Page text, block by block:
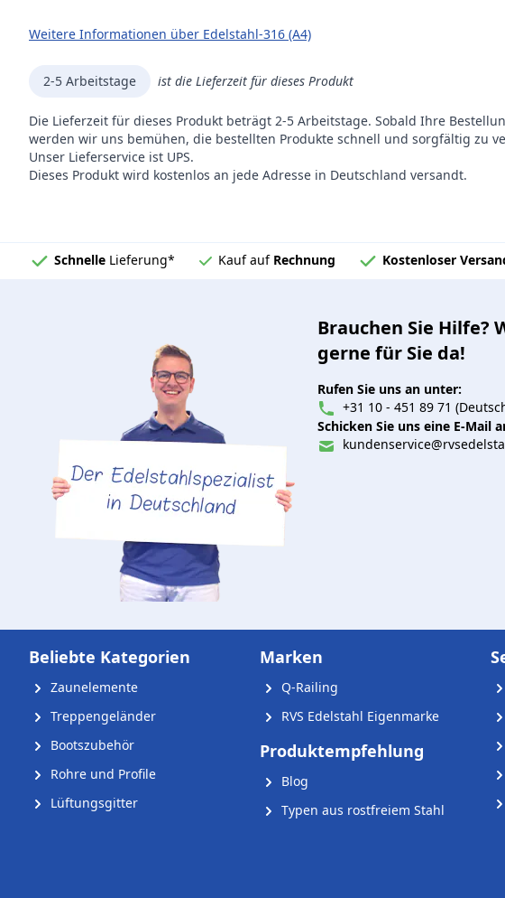
Weitere Informationen über Edelstahl-316 (A4)
2-5 Arbeitstage ist die Lieferzeit für dieses Produkt
Die Lieferzeit für dieses Produkt beträgt 2-5 Arbeitstage. Sobald Ihre
werden wir uns bemühen, die bestellten Produkte schnell und sorgfältig zu
Unser Lieferservice ist UPS.
Dieses Produkt wird kostenlos an jede Adresse in Deutschland versandt.
Schnelle Lieferung* Kauf auf Rechnung Kostenloser
Brauchen Sie Hilfe?
gerne für Sie da!
Rufen Sie uns an unter:
+31 10 - 451 89 71
Schicken Sie uns eine E-Mail
Beliebte Kategorien
Zaunelemente
Treppengeländer
Bootszubehör
Rohre und Profile
Lüftungsgitter
Marken
Q-Railing
RVS Edelstahl Eigenmarke
Produktempfehlung
Blog
Typen aus rostfreiem Stahl